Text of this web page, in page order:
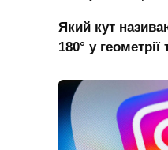
Який кут
180° у геометрії